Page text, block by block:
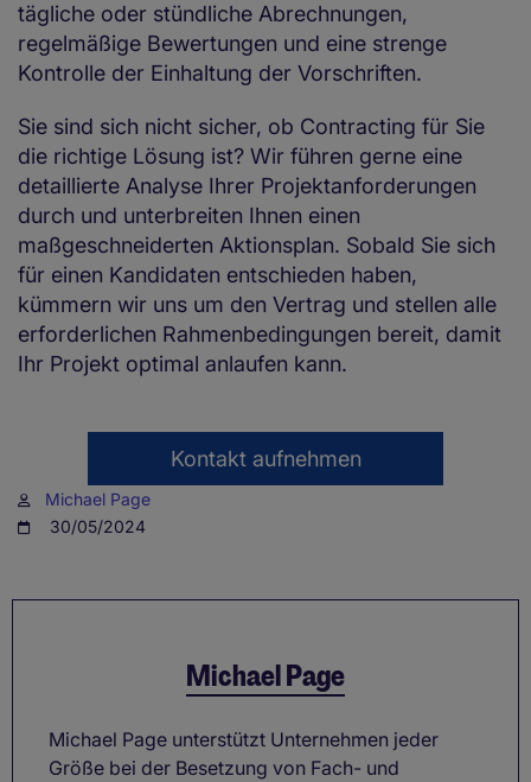
tägliche oder stündliche Abrechnungen,
regelmäßige Bewertungen und eine strenge
Kontrolle der Einhaltung der Vorschriften.
Sie sind sich nicht sicher, ob Contracting für Sie
die richtige Lösung ist? Wir führen gerne eine
detaillierte Analyse Ihrer Projektanforderungen
durch und unterbreiten Ihnen einen
maßgeschneiderten Aktionsplan. Sobald Sie sich
für einen Kandidaten entschieden haben,
kümmern wir uns um den Vertrag und stellen alle
erforderlichen Rahmenbedingungen bereit, damit
Ihr Projekt optimal anlaufen kann.
Kontakt aufnehmen
Michael Page
30/05/2024
Michael Page
Michael Page unterstützt Unternehmen jeder
Größe bei der Besetzung von Fach- und